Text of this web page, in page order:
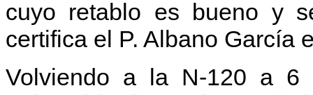
cuyo retablo es bueno y
certifica el P. Albano García
Volviendo a la N-120 a